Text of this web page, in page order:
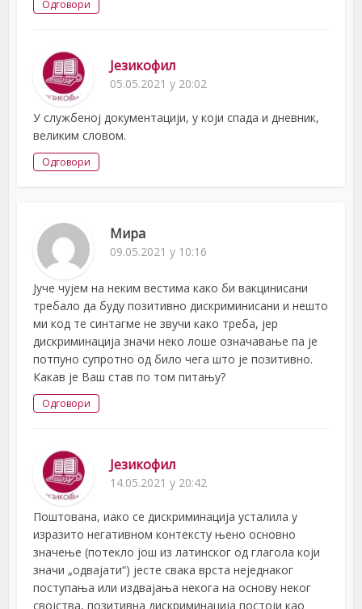
Одговори
Језикофил
05.05.2021 у 20:02
У службеној документацији, у који спада и дневник,
великим словом.
Одговори
Мира
09.05.2021 у 10:16
Јуче чујем на неким вестима како би вакцинисани
требало да буду позитивно дискриминисани и нешто
ми код те синтагме не звучи како треба, јер
дискриминација значи неко лоше означавање па је
потпуно супротно од било чега што је позитивно.
Какав је Ваш став по том питању?
Одговори
Језикофил
14.05.2021 у 20:42
Поштована, иако се дискриминација усталила у
изразито негативном контексту њено основно
значење (потекло још из латинског од глагола који
значи „одвајати“) јесте свака врста неједнаког
поступања или издвајања некога на основу неког
својства, позитивна дискриминација постоји као